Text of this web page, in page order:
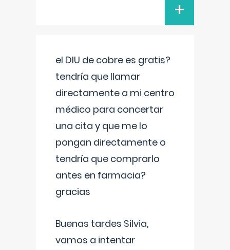
+
el DIU de cobre es gratis?
tendría que llamar
directamente a mi centro
médico para concertar
una cita y que me lo
pongan directamente o
tendría que comprarlo
antes en farmacia?
gracias
Buenas tardes Silvia,
vamos a intentar